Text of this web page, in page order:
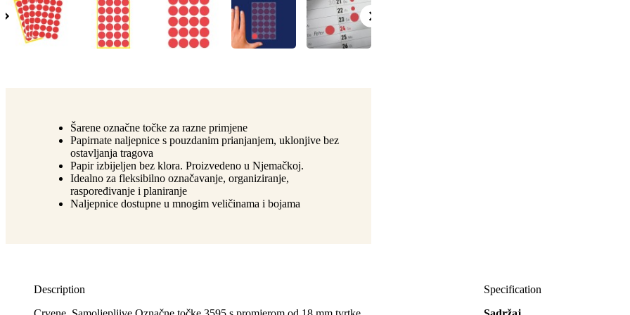
Šarene označne točke za razne primjene
Papirnate naljepnice s pouzdanim prianjanjem, uklonjive bez
ostavljanja tragova
Papir izbijeljen bez klora. Proizvedeno u Njemačkoj.
Idealno za fleksibilno označavanje, organiziranje,
raspoređivanje i planiranje
Naljepnice dostupne u mnogim veličinama i bojama
Description
Specification